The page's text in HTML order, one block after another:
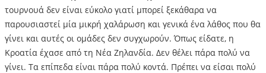
τουρνουά δεν είναι εύκολο γιατί μπορεί ξεκάθαρα να
παρουσιαστεί μία μικρή χαλάρωση και γενικά ένα λάθος που θα
γίνει και αυτές οι ομάδες δεν συγχωρούν. Όπως είδατε, η
Κροατία έχασε από τη Νέα Ζηλανδία. Δεν θέλει πάρα πολύ να
γίνει. Τα επίπεδα είναι πάρα πολύ κοντά. Πρέπει να είσαι πολύ